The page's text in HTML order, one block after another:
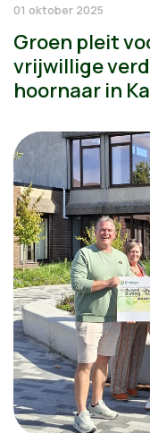
01 oktober 2025
Groen pleit
vrijwillige
hoornaar in